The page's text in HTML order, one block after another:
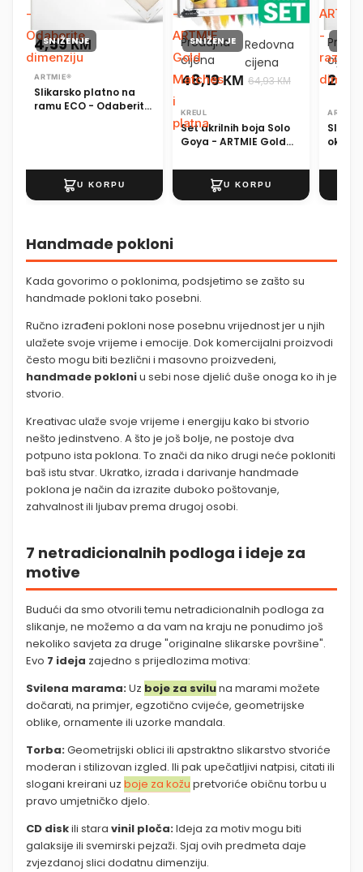
-
Odaberite
dimenziju
SNIŽENJE
Slikarsko platno na
ramu ECO - Odaberite
4,59 КМ
ARTMIE®
-
ARTMIE
Gold
Matches
i
platna
SNIŽENJE
Set akrilnih boja Solo
Goya - ARTMIE Gold
Prodajna
cijena
48,19 КМ
Redovna
cijena
64,93 КМ
KREUL
-
okviru
Handmade pokloni
Kada govorimo o poklonima, podsjetimo se zašto su
handmade pokloni tako posebni.
Ručno izrađeni pokloni nose posebnu vrijednost jer u njih
ulažete svoje vrijeme i emocije. Dok komercijalni proizvodi
često mogu biti bezlični i masovno proizvedeni,
handmade pokloniu sebi nose djelić duše onoga ko ih je
stvorio.
Kreativac ulaže svoje vrijeme i energiju kako bi stvorio
nešto jedinstveno. A što je još bolje, ne postoje dva
potpuno ista poklona. To znači da niko drugi neće pokloniti
baš istu stvar. Ukratko, izrada i darivanje handmade
poklona je način da izrazite duboko poštovanje,
zahvalnost ili ljubav prema drugoj osobi.
7 netradicionalnih podloga i ideje za
motive
Budući da smo otvorili temu netradicionalnih podloga za
slikanje, ne možemo a da vam na kraju ne ponudimo još
nekoliko savjeta za druge "originalne slikarske površine".
Evo 7 ideja zajedno s prijedlozima motiva:
Svilena marama:Uz boje za sviluna marami možete
dočarati, na primjer, egzotično cvijeće, geometrijske
oblike, ornamente ili uzorke mandala.
Torba:Geometrijski oblici ili apstraktno slikarstvo stvoriće
moderan i stilizovan izgled. Ili pak upečatljivi natpisi, citati ili
slogani kreirani uz boje za kožu pretvoriće običnu torbu u
pravo umjetničko djelo.
CD diskili stara vinil ploča:Ideja za motiv mogu biti
galaksije ili svemirski pejzaži. Sjaj ovih predmeta daje
zvjezdanoj slici dodatnu dimenziju.